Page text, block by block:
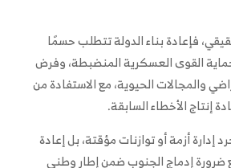
فإعادة بناء الدولة تتطلب حسمًا
حماية القوى العسكرية المنضبطة، وفرض
والمجالات الحيوية، مع الاستفادة من
إنتاج الأخطاء السابقة.
إدارة أزمة أو توازنات مؤقتة، بل إعادة
ضرورة إدماج الجنوب ضمن إطار وطني